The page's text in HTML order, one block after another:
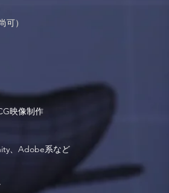
）
映像制作
、Adobe系など